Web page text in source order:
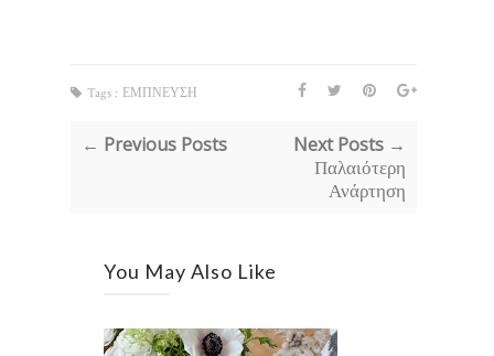
Tags : ΕΜΠΝΕΥΣΗ
← Previous Posts Next Posts →
Παλαιότερη
Ανάρτηση
You May Also Like